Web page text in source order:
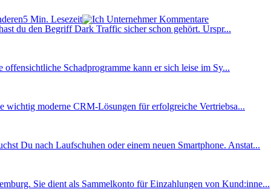
5 Min. Lesezeit
Kommentare
du den Begriff Dark Traffic sicher schon gehört. Urspr...
Schadprogramme kann er sich leise im Sy...
wichtig moderne CRM-Lösungen für erfolgreiche Vertriebsa...
Du nach Laufschuhen oder einem neuen Smartphone. Anstat...
Sie dient als Sammelkonto für Einzahlungen von Kund:inne...